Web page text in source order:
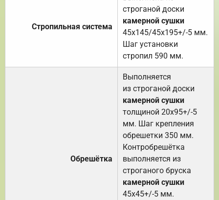
Стропильная система
строганой доски
камерной сушки
45х145/45х195+/-5 мм.
Шаг установки
стропил 590 мм.
Обрешётка
Выполняется
из строганой доски
камерной сушки
толщиной 20х95+/-5
мм. Шаг крепления
обрешетки 350 мм.
Контробрешётка
выполняется из
строганого бруска
камерной сушки
45х45+/-5 мм.